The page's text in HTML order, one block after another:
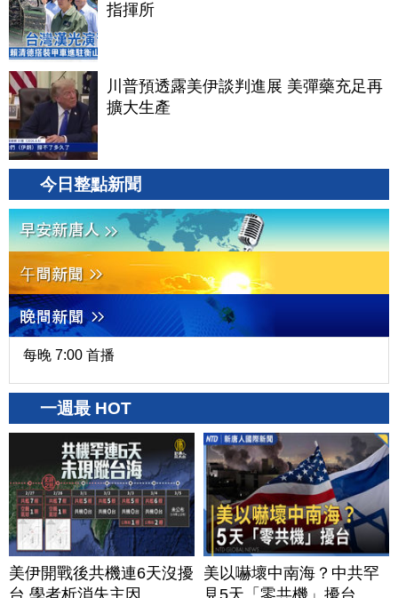
指揮所
川普預透露美伊談判進展 美彈藥充足再
擴大生產
今日整點新聞
每晚 7:00 首播
一週最 HOT
美伊開戰後共機連6天沒擾
美以嚇壞中南海？中共罕